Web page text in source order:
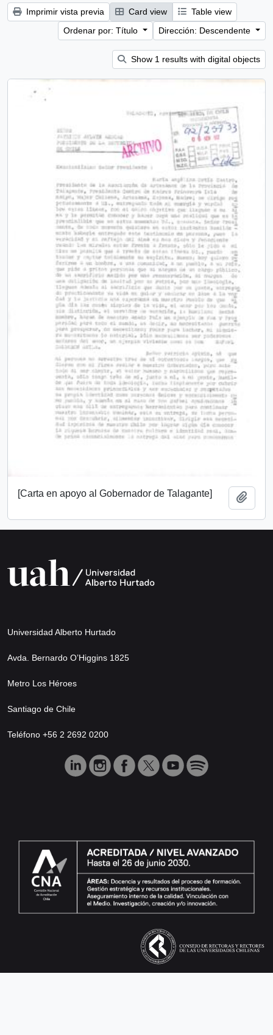
Imprimir vista previa Card view
Table view
Ordenar por: Título
Dirección: Descendente
Show 1 results with digital objects
[Carta en apoyo al Gobernador de Talagante]
Universidad Alberto Hurtado
Avda. Bernardo O’Higgins 1825
Metro Los Héroes
Santiago de Chile
Teléfono +56 2 2692 0200